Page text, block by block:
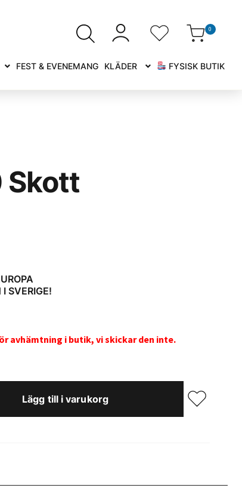
0
FEST & EVENEMANG KLÄDER FYSISK BUTIK
Skott
SVERIGE!
avhämtning i butik, vi skickar den inte.
Lägg till i varukorg